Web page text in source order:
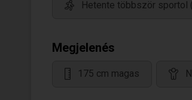
Hetente többször
Megjelenés
175 cm magas